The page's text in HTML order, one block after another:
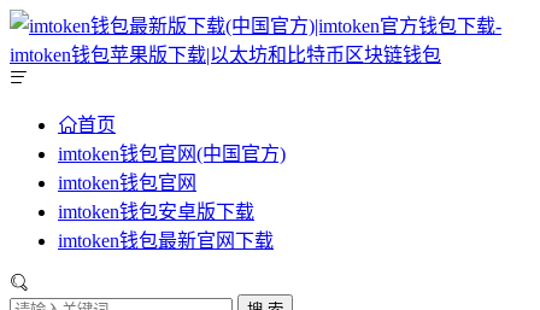
首页
imtoken钱包官网(中国官方)
imtoken钱包官网
imtoken钱包安卓版下载
imtoken钱包最新官网下载